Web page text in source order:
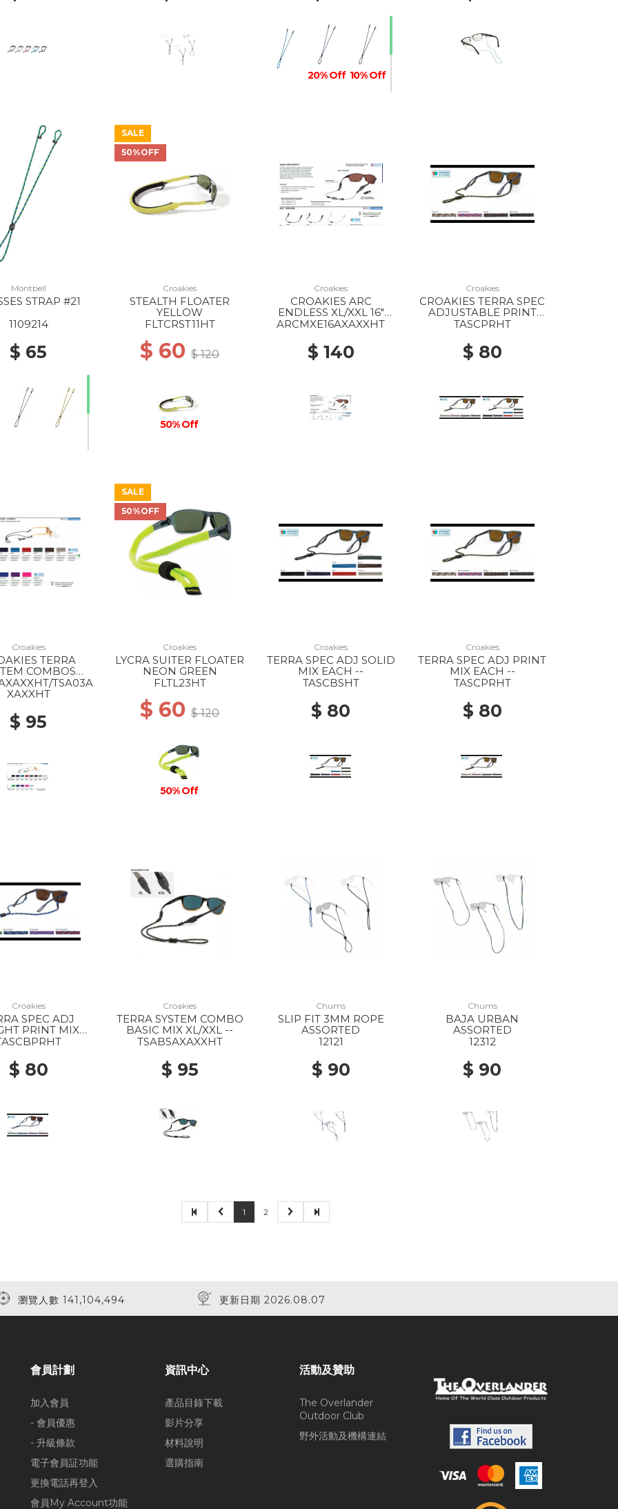
20% Off 10% Off
Montbell
STRAP #21
1109214
$ 65
SALE
50%OFF
Croakies
STEALTH FLOATER
YELLOW
FLTCRST11HT
$ 60$ 120
50% Off
Croakies
CROAKIES ARC
ENDLESS XL/XXL 16"
COLOR MIX
ARCMXE16AXAXXHT
$ 140
Croakies
CROAKIES TERRA SPEC
ADJUSTABLE PRINT
MIX
TASCPRHT
$ 80
Croakies
TERRA
COMBOS
SOLID MIXTSA03A
XAXXHT
$ 95
SALE
50%OFF
Croakies
LYCRA SUITER FLOATER
NEON GREEN
FLTL23HT
$ 60$ 120
50% Off
Croakies
TERRA SPEC ADJ SOLID
MIX EACH --
TASCBSHT
$ 80
Croakies
TERRA SPEC ADJ PRINT
MIX EACH --
TASCPRHT
$ 80
Croakies
SPEC ADJ
PRINT MIX
EACH --
$ 80
Croakies
TERRA SYSTEM COMBO
BASIC MIX XL/XXL --
TSABSAXAXXHT
$ 95
Chums
SLIP FIT 3MM ROPE
ASSORTED
12121
$ 90
Chums
BAJA URBAN
ASSORTED
12312
$ 90
1 2
瀏覽人數 141,104,494 更新日期 2026.08.07
會員計劃
加入會員
- 會員優惠
- 升級條款
電子會員証功能
更換電話再登入
會員My Account功能
資訊中心
產品目錄下載
影片分享
材料說明
選購指南
活動及贊助
The Overlander
Outdoor Club
野外活動及機構連結